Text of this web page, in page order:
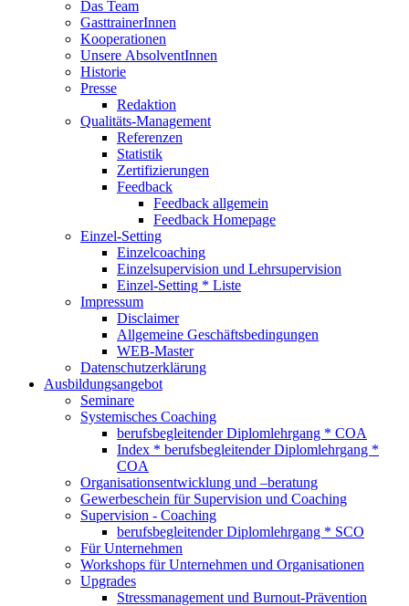
Das Team
GasttrainerInnen
Kooperationen
Unsere AbsolventInnen
Historie
Presse
Redaktion
Qualitäts-Management
Referenzen
Statistik
Zertifizierungen
Feedback
Feedback allgemein
Feedback Homepage
Einzel-Setting
Einzelcoaching
Einzelsupervision und Lehrsupervision
Einzel-Setting * Liste
Impressum
Disclaimer
Allgemeine Geschäftsbedingungen
WEB-Master
Datenschutzerklärung
Ausbildungsangebot
Seminare
Systemisches Coaching
berufsbegleitender Diplomlehrgang * COA
Index * berufsbegleitender Diplomlehrgang *
COA
Organisationsentwicklung und –beratung
Gewerbeschein für Supervision und Coaching
Supervision - Coaching
berufsbegleitender Diplomlehrgang * SCO
Für Unternehmen
Workshops für Unternehmen und Organisationen
Upgrades
Stressmanagement und Burnout-Prävention